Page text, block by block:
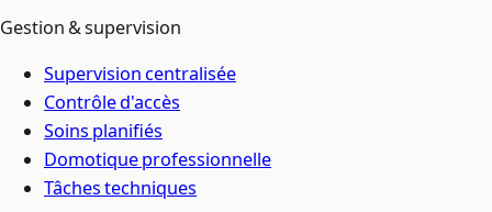
Gestion & supervision
Supervision centralisée
Contrôle d'accès
Soins planifiés
Domotique professionnelle
Tâches techniques